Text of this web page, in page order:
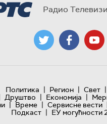
Радио
Политика | Регион | Свет |
Друштво | Економија |
| Време | Сервисне вести
Подкаст | ЕУ могућности